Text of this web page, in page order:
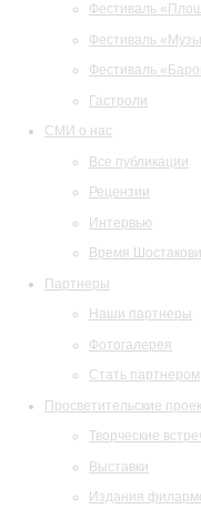
Фестиваль
Фестиваль
Фестиваль
Гастроли
СМИ о нас
Все публикации
Рецензии
Интервью
Время
Партнеры
Наши партнеры
Фотогалерея
Стать партнером
Просветительские
Творческие
Выставки
Издания